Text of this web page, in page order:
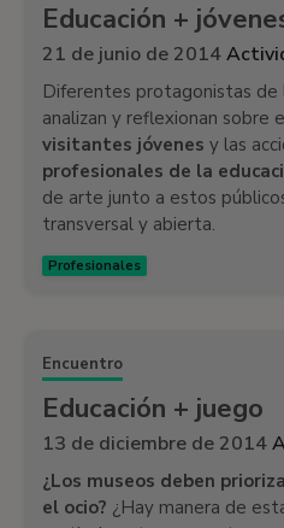
Educación +
21 de junio de 2014
Diferentes protagonistas de
analizan y reflexionan sobre
visitantes jóvenes y las
profesionales de la
de arte junto a estos
transversal y abierta.
Profesionales
Encuentro
Educación + juego
13 de diciembre de 2014
¿Los museos deben
el ocio? ¿Hay manera de